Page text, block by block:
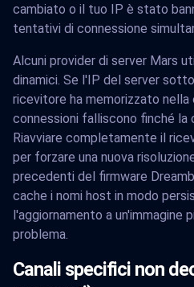
cambiato o il tuo IP è stato
tentativi di connessione
Alcuni provider di server Mars
dinamici. Se l'IP del server
ricevitore ha memorizzato nella
connessioni falliscono finché la
Riavviare completamente il
per forzare una nuova
precedenti del firmware
cache i nomi host in modo
l'aggiornamento a un'immagine
problema.
Canali specifici non